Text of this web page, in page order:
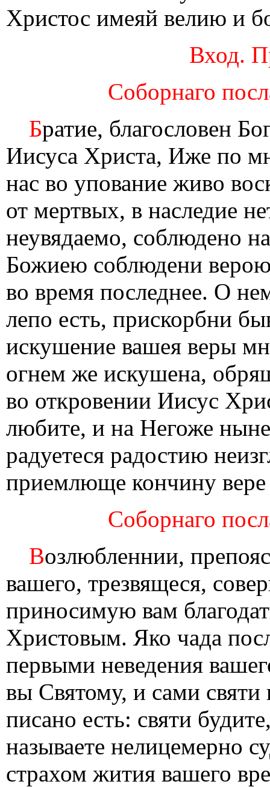
Христос имеяй велию и
Вход.
Соборнаго
Братие, благословен
Иисуса Христа, Иже по
нас во упование живо
от мертвых, в наследие
неувядаемо, соблюдено
Божиею соблюдени
во время последнее. О
лепо есть, прискорбни
искушение вашея веры
огнем же искушена,
во откровении Иисус
любите, и на Негоже
радуетеся радостию
приемлюще кончину
Соборнаго
Возлюбленнии,
вашего, трезвящеся,
приносимую вам
Христовым. Яко чада
первыми неведения
вы Святому, и сами
писано есть: святи
называете нелицемерно
страхом жития вашего